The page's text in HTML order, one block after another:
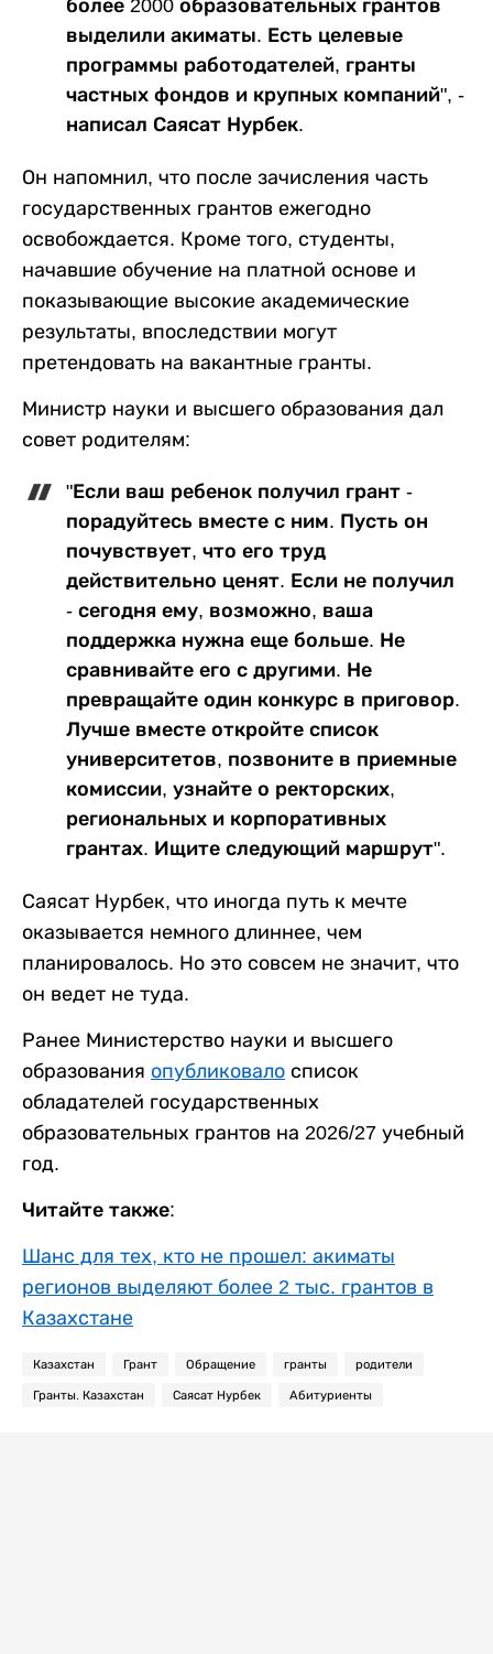
более 2000 образовательных грантов
выделили акиматы. Есть целевые
программы работодателей, гранты
частных фондов и крупных компаний", -
написал Саясат Нурбек.
Он напомнил, что после зачисления часть
государственных грантов ежегодно
освобождается. Кроме того, студенты,
начавшие обучение на платной основе и
показывающие высокие академические
результаты, впоследствии могут
претендовать на вакантные гранты.
Министр науки и высшего образования дал
совет родителям:
"Если ваш ребенок получил грант -
порадуйтесь вместе с ним. Пусть он
почувствует, что его труд
действительно ценят. Если не получил
- сегодня ему, возможно, ваша
поддержка нужна еще больше. Не
сравнивайте его с другими. Не
превращайте один конкурс в приговор.
Лучше вместе откройте список
университетов, позвоните в приемные
комиссии, узнайте о ректорских,
региональных и корпоративных
грантах. Ищите следующий маршрут".
Саясат Нурбек, что иногда путь к мечте
оказывается немного длиннее, чем
планировалось. Но это совсем не значит, что
он ведет не туда.
Ранее Министерство науки и высшего
образования опубликовало список
обладателей государственных
образовательных грантов на 2026/27 учебный
год.
Читайте также:
Шанс для тех, кто не прошел: акиматы
регионов выделяют более 2 тыс. грантов в
Казахстане
Казахстан Грант Обращение гранты родители
Гранты. Казахстан Саясат Нурбек Абитуриенты